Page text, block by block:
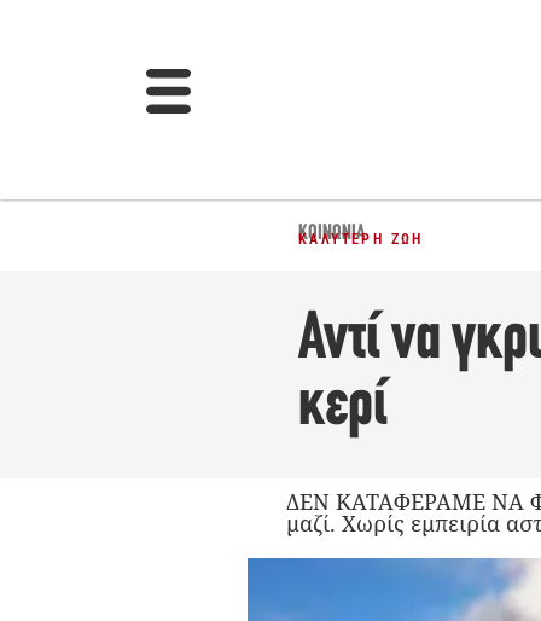
ΚΟΙΝΩΝΊΑ
ΚΑΛΎΤΕΡΗ ΖΩΉ
Αντί να
κερί
ΔΕΝ ΚΑΤΑΦΕΡΑΜΕ ΝΑ
μαζί. Χωρίς εμπειρία